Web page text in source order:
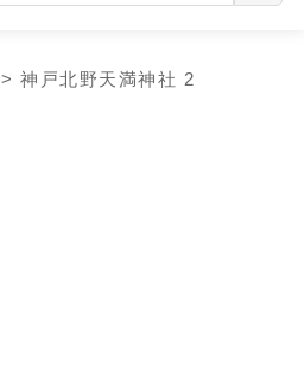
>神戸北野天満神社 2